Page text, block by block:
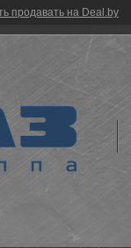
продавать на Deal.by